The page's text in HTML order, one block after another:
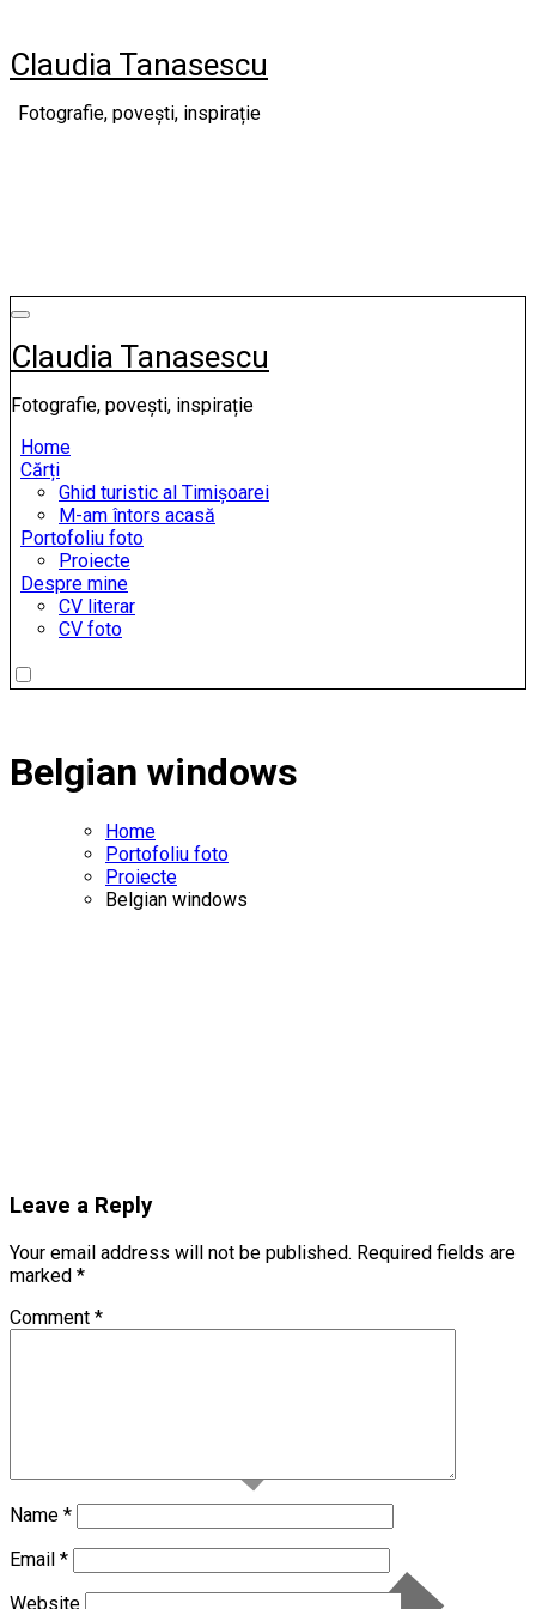
content
Claudia Tanasescu
Fotografie, povești, inspirație
Claudia Tanasescu
Fotografie, povești, inspirație
Home
Cărți
Ghid turistic al Timișoarei
M-am întors acasă
Portofoliu foto
Proiecte
Despre mine
CV literar
CV foto
Belgian windows
Home
Portofoliu foto
Proiecte
Belgian windows
Leave a Reply
Your email address will not be published. Required fields are
marked *
Comment *
Name *
Email *
Website